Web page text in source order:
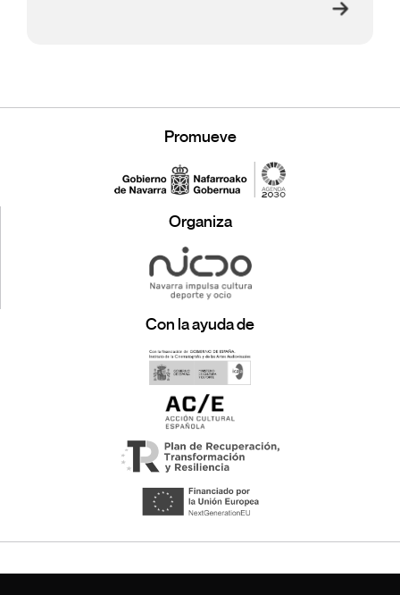
Promueve
Organiza
Con la ayuda de